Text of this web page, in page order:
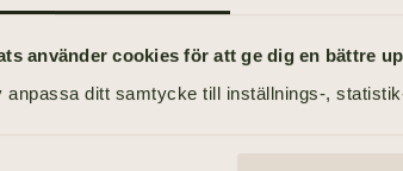
använder cookies för att ge dig en bättre
anpassa ditt samtycke till inställnings-,